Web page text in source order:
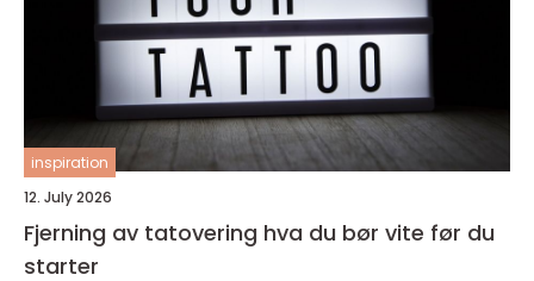
inspiration
12. July 2026
Fjerning av tatovering hva du bør vite før du
starter